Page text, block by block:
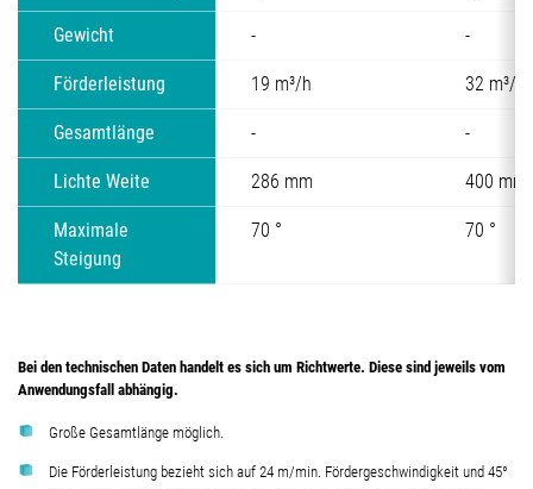
Gewicht - -
Förderleistung 19 m³/h 32 m³/h
Gesamtlänge - -
Lichte Weite 286 mm 400 mm
Maximale
Steigung
70 ° 70 °
Bei den technischen Daten handelt es sich um Richtwerte. Diese sind jeweils vom
Anwendungsfall abhängig.
Große Gesamtlänge möglich.
Die Förderleistung bezieht sich auf 24 m/min. Fördergeschwindigkeit und 45°